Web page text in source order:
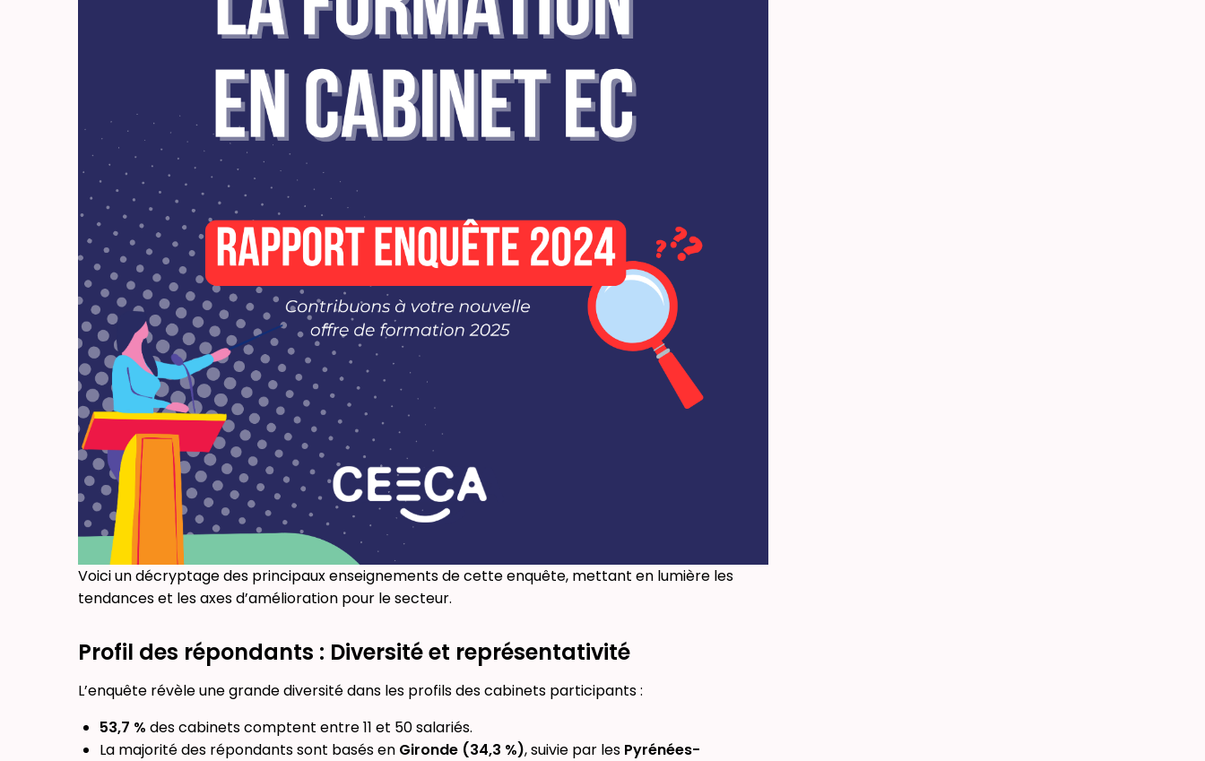
Voici un décryptage des principaux enseignements de cette enquête, mettant en lumière les
tendances et les axes d’amélioration pour le secteur.
Profil des répondants : Diversité et représentativité
L’enquête révèle une grande diversité dans les profils des cabinets participants :
53,7 % des cabinets comptent entre 11 et 50 salariés.
La majorité des répondants sont basés en Gironde (34,3 %), suivie par les Pyrénées-